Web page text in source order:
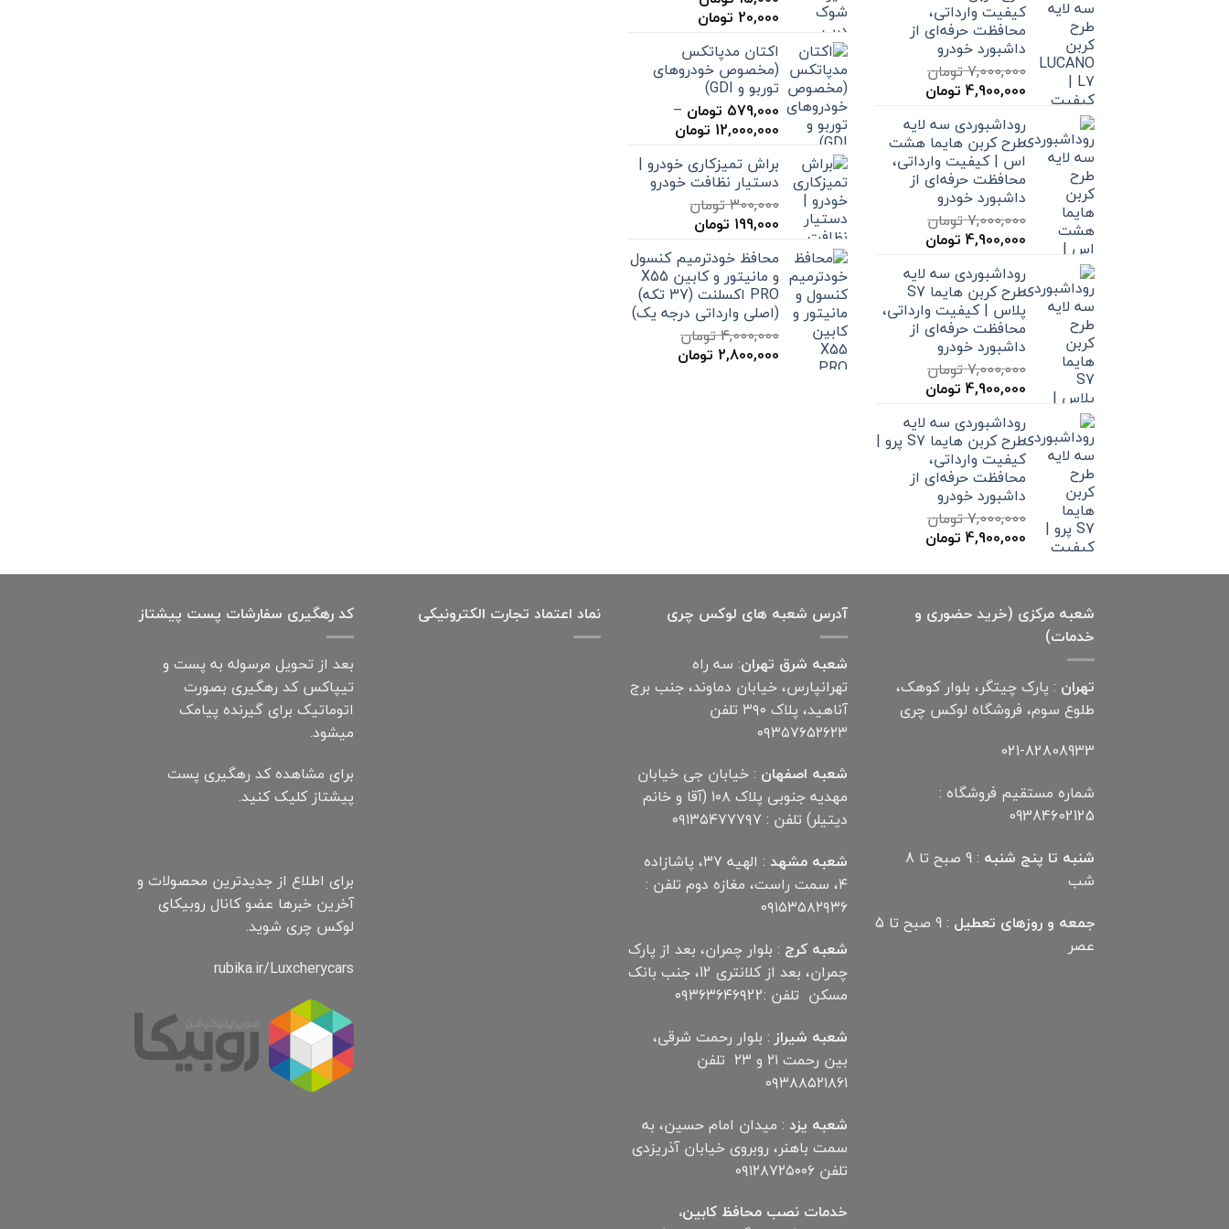
کیفیت وارداتی،
محافظت حرفه‌ای از
داشبورد خودرو
7,000,000تومان
قیمت
7,000,000 تومان
بود.
4,900,000 تومان
4,900,000 تومان
است.
روداشبوردی سه‌ لایه
طرح کربن هایما هشت
اس | کیفیت وارداتی،
محافظت حرفه‌ای از
داشبورد خودرو
7,000,000تومان
قیمت
7,000,000 تومان
بود.
4,900,000 تومان
4,900,000 تومان
است.
روداشبوردی سه‌ لایه
طرح کربن هایما S7
پلاس | کیفیت وارداتی،
محافظت حرفه‌ای از
داشبورد خودرو
7,000,000تومان
قیمت
7,000,000 تومان
بود.
4,900,000 تومان
است.
روداشبوردی سه‌ لایه
طرح کربن هایما S7 پرو |
کیفیت وارداتی،
محافظت حرفه‌ای از
داشبورد خودرو
7,000,000تومان
قیمت
7,000,000 تومان
4,900,000 تومان
4,900,000 تومان
20,000 تومان
تا
اکتان مدپاتکس
(مخصوص خودروهای
توربو و GDI)
579,000 تومان –
12,000,000 تومان
تا
براش تمیزکاری خودرو |
دستیار نظافت خودرو
300,000تومان
قیمت
300,000 تومان
بود.
199,000 تومان
199,000 تومان
است.
محافظ خودترمیم کنسول
و مانیتور و کابین X55
PRO اکسلنت (37 تکه)
(اصلی وارداتی درجه یک)
4,000,000تومان
قیمت
2,800,000 تومان
شعبه مرکزی (خرید حضوری و
خدمات)
تهران : پارک چیتگر، بلوار کوهک،
طلوع سوم، فروشگاه لوکس چری
021-82808933
شماره مستقیم فروشگاه :
09384602125
شنبه تا پنج شنبه
: 9 صبح تا 8
شب
جمعه و روزهای تعطیل
: 9 صبح تا 5
عصر
آدرس شعبه های لوکس چری
شعبه شرق تهران: سه راه
تهرانپارس، خیابان دماوند، جنب برج
آناهید، پلاک ۳۹۰ تلفن
۰۹۳۵۷۶۵۲۶۲۳
شعبه اصفهان : خیابان جی خیابان
مهدیه جنوبی پلاک ۱۰۸ (آقا و خانم
دیتیلر) تلفن : ۰۹۱۳۵۴۷۷۷۹۷
شعبه مشهد
: الهیه ۳۷، پاشازاده
۴، سمت راست، مغازه دوم تلفن :
۰۹۱۵۳۵۸۲۹۳۶
شعبه کرج : بلوار چمران، بعد از پارک
چمران، بعد از کلانتری 12، جنب بانک
مسکن تلفن :۰۹۳۶۳۶۴۶۹22
شعبه شیراز: بلوار رحمت شرقی،
بین رحمت ۲۱ و ۲۳ تلفن
۰۹۳۸۸۵۲۱۸۶۱
شعبه یزد : میدان امام حسین، به
سمت باهنر، روبروی خیابان آذریزدی
تلفن ۰۹۱۲۸۷۲۵۰۰۶
خدمات نصب محافظ کابین،
نماد اعتماد تجارت الكترونیكی
کد رهگیری سفارشات پست پیشتاز
بعد از تحویل مرسوله به پست و
تیپاکس کد رهگیری بصورت
اتوماتیک برای گیرنده پیامک
میشود.
برای مشاهده کد رهگیری پست
پیشتاز کلیک کنید.
برای اطلاع از جدیدترین محصولات و
آخرین خبرها عضو کانال روبیکای
لوکس چری شوید.
rubika.ir/Luxcherycars